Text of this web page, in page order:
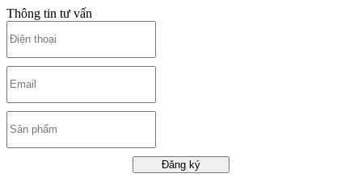
Thông tin tư vấn
Đăng ký